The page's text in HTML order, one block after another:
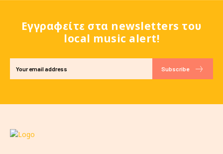
Εγγραφείτε στα newsletters του
local music alert!
Subscribe